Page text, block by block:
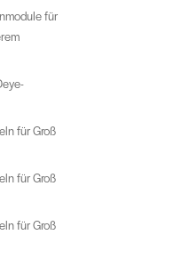
für
für Groß
für Groß
für Groß